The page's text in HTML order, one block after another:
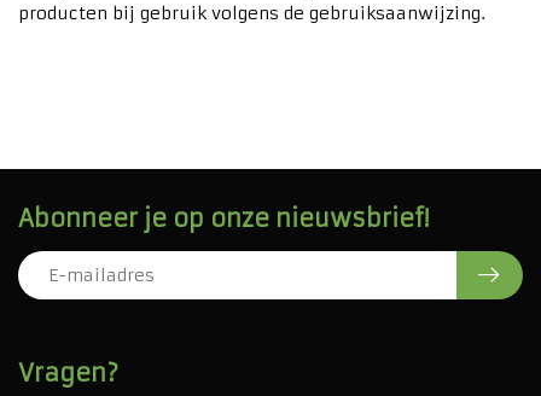
producten bij gebruik volgens de gebruiksaanwijzing.
Vragen?
Abonneer je op onze nieuwsbrief!